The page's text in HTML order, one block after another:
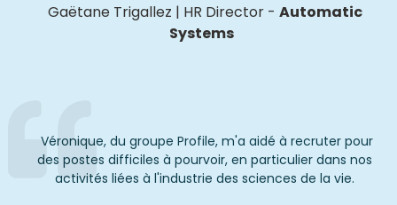
Gaëtane Trigallez | HR Director- Automatic
Systems
Véronique, du groupe Profile, m'a aidé à recruter pour
des postes difficiles à pourvoir, en particulier dans nos
activités liées à l'industrie des sciences de la vie.